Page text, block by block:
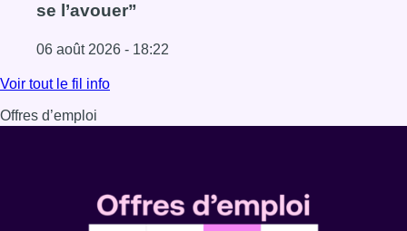
se l’avouer”
06 août 2026 - 18:22
Lire l'article À Bruxelles, le blocus s’invite dans des lieux
Voir tout le fil info
Offres d’emploi